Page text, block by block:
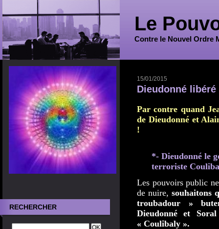
Le
Contre le Nouvel Ordre
RECHERCHER
15/01/2015
Dieudonné
Par contre quand
de Dieudonné et
!
*- Dieudonné le
terroriste
Les pouvoirs public
de nuire,souhaitons
troubadour »
Dieudonné et
« Coulibaly ».